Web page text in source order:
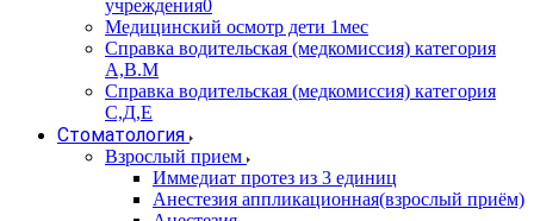
учреждения0
Медицинский осмотр дети 1мес
Справка водительская (медкомиссия) категория
А,В.М
Справка водительская (медкомиссия) категория
С,Д,Е
Стоматология
Взрослый прием
Иммедиат протез из 3 единиц
Анестезия аппликационная(взрослый приём)